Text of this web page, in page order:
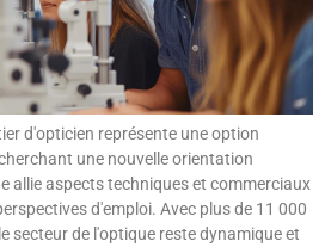
d'opticien représente une option
une nouvelle orientation
allie aspects techniques et commerciaux
d'emploi. Avec plus de 11 000
secteur de l'optique reste dynamique et